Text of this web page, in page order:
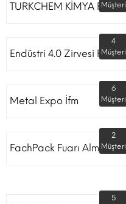
TURKCHEM KİMYA FUARI
Müşteri
Endüstri 4.0 Zirvesi Fuarı
4
Müşteri
Metal Expo İfm
6
Müşteri
FachPack Fuarı Almanya
2
Müşteri
5